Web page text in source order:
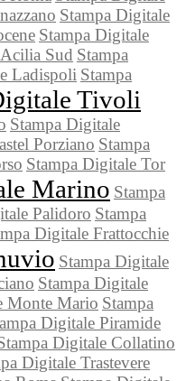
Stampa Digitale
Stampa Digitale
Sud Stampa
Ladispoli Stampa
Tivoli
Stampa Digitale
Porziano Stampa
Stampa Digitale Tor
Marino Stampa
Palidoro Stampa
Digitale Frattocchie
Stampa Digitale
Stampa Digitale
Monte Mario Stampa
Digitale Piramide
Digitale Collatino
Digitale Trastevere